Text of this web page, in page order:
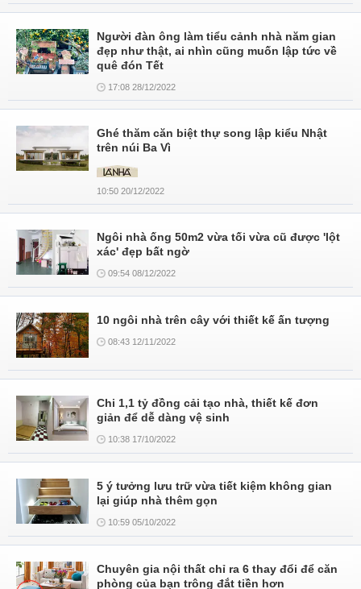
Người đàn ông làm tiểu cảnh nhà năm gian
đẹp như thật, ai nhìn cũng muốn lập tức về
quê đón Tết
17:08 28/12/2022
Ghé thăm căn biệt thự song lập kiểu Nhật
trên núi Ba Vì
10:50 20/12/2022
Ngôi nhà ống 50m2 vừa tối vừa cũ được 'lột
xác' đẹp bất ngờ
09:54 08/12/2022
10 ngôi nhà trên cây với thiết kế ấn tượng
08:43 12/11/2022
Chi 1,1 tỷ đồng cải tạo nhà, thiết kế đơn
giản để dễ dàng vệ sinh
10:38 17/10/2022
5 ý tưởng lưu trữ vừa tiết kiệm không gian
lại giúp nhà thêm gọn
10:59 05/10/2022
Chuyên gia nội thất chỉ ra 6 thay đổi để căn
phòng của bạn trông đắt tiền hơn